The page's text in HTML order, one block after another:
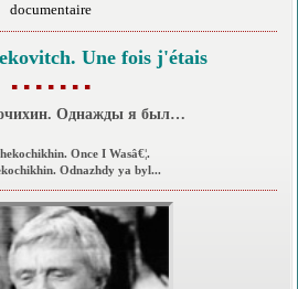
documentaire
Une fois j'étais
▪ ▪ ▪ ▪ ▪ ▪ ▪
Однажды я был…
Once I Wasâ€¦.
Odnazhdy ya byl...